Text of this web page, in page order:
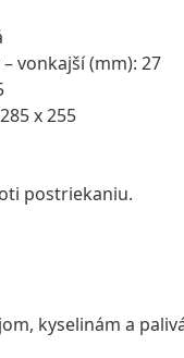
vonkajší (mm): 27
x 255
postriekaniu.
kyselinám a